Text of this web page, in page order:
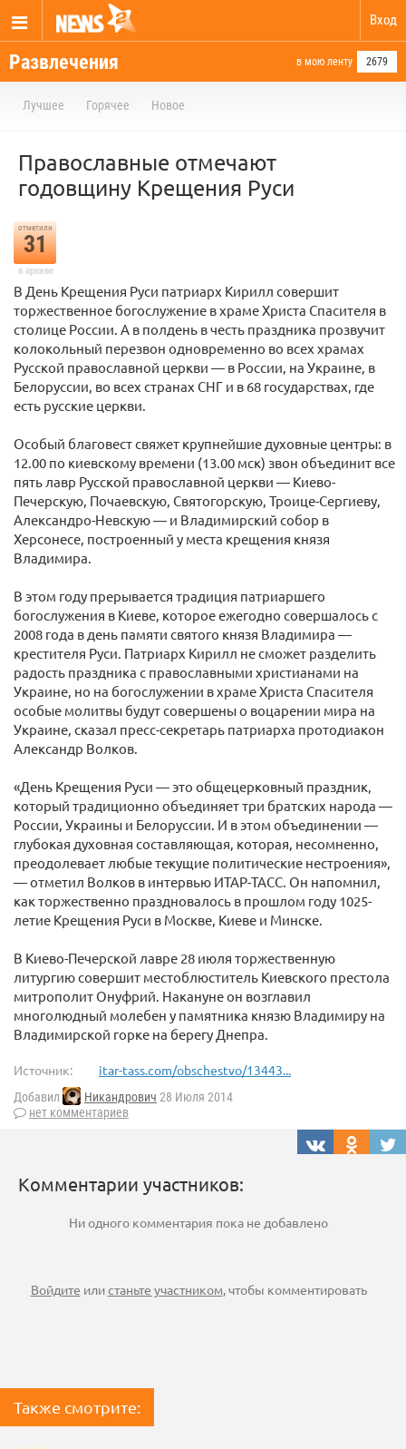
Вход
Развлечения в мою ленту 2679
Лучшее Горячее Новое
Православные отмечают
годовщину Крещения Руси
отметили
31
в архиве
В День Крещения Руси патриарх Кирилл совершит
торжественное богослужение в храме Христа Спасителя в
столице России. А в полдень в честь праздника прозвучит
колокольный перезвон одновременно во всех храмах
Русской православной церкви — в России, на Украине, в
Белоруссии, во всех странах СНГ и в 68 государствах, где
есть русские церкви.
Особый благовест свяжет крупнейшие духовные центры: в
12.00 по киевскому времени (13.00 мск) звон объединит все
пять лавр Русской православной церкви — Киево-
Печерскую, Почаевскую, Святогорскую, Троице-Сергиеву,
Александро-Невскую — и Владимирский собор в
Херсонесе, построенный у места крещения князя
Владимира.
В этом году прерывается традиция патриаршего
богослужения в Киеве, которое ежегодно совершалось с
2008 года в день памяти святого князя Владимира —
крестителя Руси. Патриарх Кирилл не сможет разделить
радость праздника с православными христианами на
Украине, но на богослужении в храме Христа Спасителя
особые молитвы будут совершены о воцарении мира на
Украине, сказал пресс-секретарь патриарха протодиакон
Александр Волков.
«День Крещения Руси — это общецерковный праздник,
который традиционно объединяет три братских народа —
России, Украины и Белоруссии. И в этом объединении —
глубокая духовная составляющая, которая, несомненно,
преодолевает любые текущие политические нестроения»,
— отметил Волков в интервью ИТАР-ТАСС. Он напомнил,
как торжественно праздновалось в прошлом году 1025-
летие Крещения Руси в Москве, Киеве и Минске.
В Киево-Печерской лавре 28 июля торжественную
литургию совершит местоблюститель Киевского престола
митрополит Онуфрий. Накануне он возглавил
многолюдный молебен у памятника князю Владимиру на
Владимирской горке на берегу Днепра.
Источник: itar-tass.com/obschestvo/13443...
Добавил Никандрович 28 Июля 2014
нет комментариев
Комментарии участников:
Ни одного комментария пока не добавлено
Войдите илистаньте участником, чтобы комментировать
Также смотрите: